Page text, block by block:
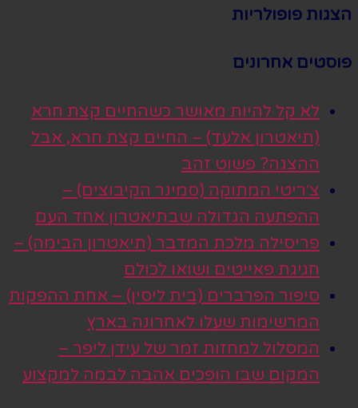
הצגות פופולריות
פוסטים אחרונים
לא קל להיות מאושר כשהחיים קצת חרא
(תיאטרון אלעד) – החיים קצת חרא, אבל
ההצגה? פשוט זהב
צ׳ריטי המתוקה (סמינר הקיבוצים) –
ההפתעה הגדולה שבתיאטרון אחד העם
פריסילה מלכת המדבר (תיאטרון הבימה) –
חגיגת פאייטים ושואו לכולם
סיפור הפרברים (בית ליסין) – אחת ההפקות
המרשימות שעלו לאחרונה בארץ
המסלול למחזות זמר של עידן ליפר –
המקום שבו הופכים אהבה לבמה למקצוע